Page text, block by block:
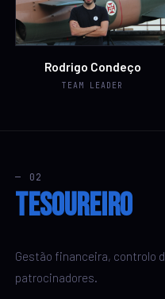
Rodrigo Condeço
TEAM LEADER
— 02
Tesoureiro
Gestão financeira, controlo
patrocinadores.